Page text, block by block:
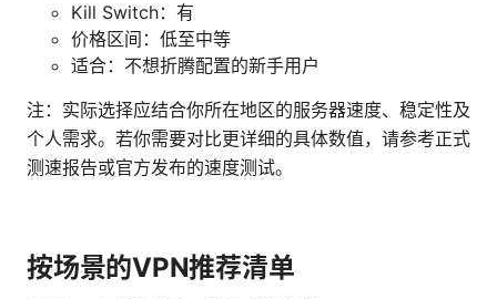
Kill Switch：有
价格区间：低至中等
适合：不想折腾配置的新手用户
注：实际选择应结合你所在地区的服务器速度、稳定性及
个人需求。若你需要对比更详细的具体数值，请参考正式
测速报告或官方发布的速度测试。
按场景的VPN推荐清单